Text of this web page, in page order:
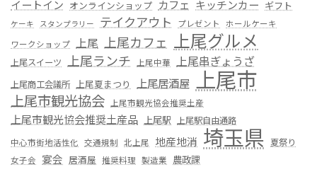
イートイン オンラインショップ カフェ キッチンカー ギフト
ケーキ スタンプラリー テイクアウト プレゼント
ホールケーキ
ワークショップ 上尾 上尾カフェ 上尾グルメ
上尾スイーツ 上尾ランチ 上尾中華 上尾串ぎょうざ
上尾商工会議所 上尾夏まつり 上尾居酒屋 上尾市
上尾市観光協会 上尾市観光協会推奨土産
上尾市観光協会推奨土産品 上尾駅 上尾駅自由通路
中心市街地活性化 交通規制 北上尾 地産地消 埼玉県 夏祭り
女子会 宴会 居酒屋 推奨料理 製造業 農政課